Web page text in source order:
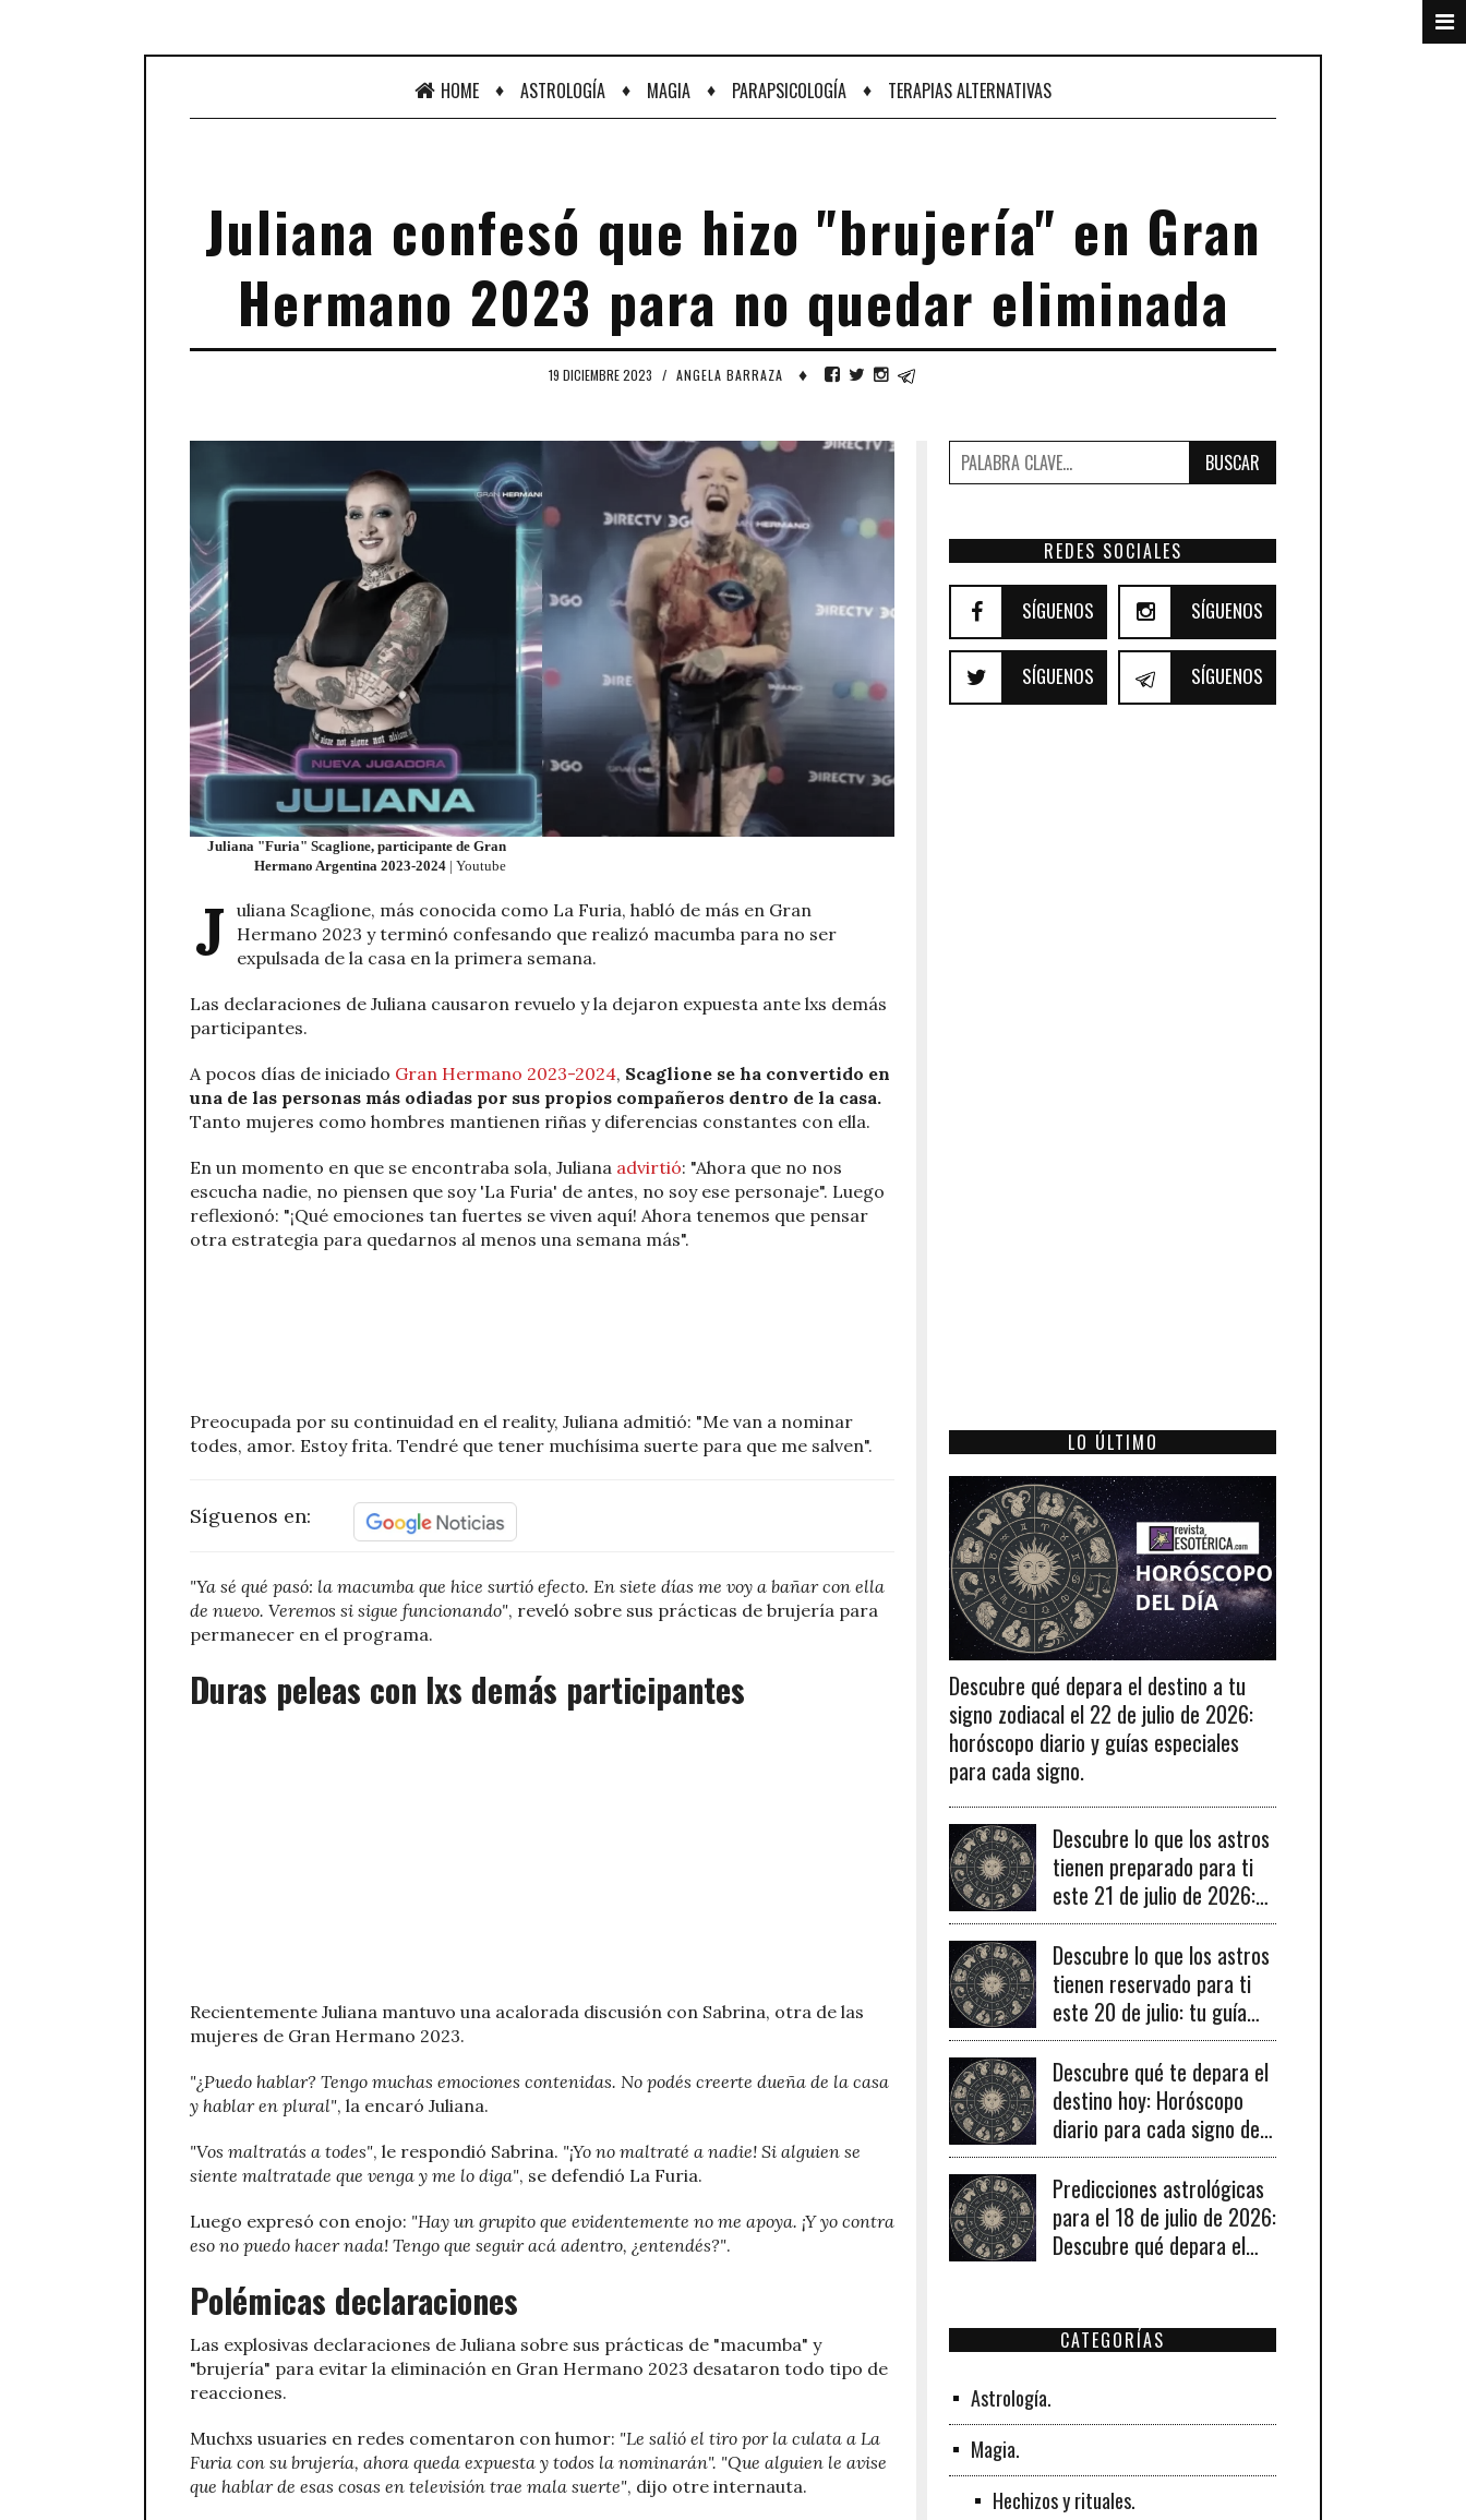
HOME ♦ ASTROLOGÍA ♦ MAGIA ♦ PARAPSICOLOGÍA ♦ TERAPIAS ALTERNATIVAS
Juliana confesó que hizo "brujería" en Gran
Hermano 2023 para no quedar eliminada
19 DICIEMBRE 2023 / ANGELA BARRAZA ♦
Juliana "Furia" Scaglione, participante de Gran
Hermano Argentina 2023-2024 | Youtube
J uliana Scaglione, más conocida como La Furia, habló de más en Gran
Hermano 2023 y terminó confesando que realizó macumba para no ser
expulsada de la casa en la primera semana.
Las declaraciones de Juliana causaron revuelo y la dejaron expuesta ante lxs demás
participantes.
A pocos días de iniciado Gran Hermano 2023-2024, Scaglione se ha convertido en
una de las personas más odiadas por sus propios compañeros dentro de la casa.
Tanto mujeres como hombres mantienen riñas y diferencias constantes con ella.
En un momento en que se encontraba sola, Juliana advirtió: "Ahora que no nos
escucha nadie, no piensen que soy 'La Furia' de antes, no soy ese personaje". Luego
reflexionó: "¡Qué emociones tan fuertes se viven aquí! Ahora tenemos que pensar
otra estrategia para quedarnos al menos una semana más".
Preocupada por su continuidad en el reality, Juliana admitió: "Me van a nominar
todes, amor. Estoy frita. Tendré que tener muchísima suerte para que me salven".
Síguenos en:
"Ya sé qué pasó: la macumba que hice surtió efecto. En siete días me voy a bañar con ella
de nuevo. Veremos si sigue funcionando", reveló sobre sus prácticas de brujería para
permanecer en el programa.
Duras peleas con lxs demás participantes
Recientemente Juliana mantuvo una acalorada discusión con Sabrina, otra de las
mujeres de Gran Hermano 2023.
"¿Puedo hablar? Tengo muchas emociones contenidas. No podés creerte dueña de la casa
y hablar en plural", la encaró Juliana.
"Vos maltratás a todes", le respondió Sabrina. "¡Yo no maltraté a nadie! Si alguien se
siente maltratade que venga y me lo diga", se defendió La Furia.
Luego expresó con enojo: "Hay un grupito que evidentemente no me apoya. ¡Y yo contra
eso no puedo hacer nada! Tengo que seguir acá adentro, ¿entendés?".
Polémicas declaraciones
Las explosivas declaraciones de Juliana sobre sus prácticas de "macumba" y
"brujería" para evitar la eliminación en Gran Hermano 2023 desataron todo tipo de
reacciones.
Muchxs usuaries en redes comentaron con humor: "Le salió el tiro por la culata a La
Furia con su brujería, ahora queda expuesta y todos la nominarán". "Que alguien le avise
que hablar de esas cosas en televisión trae mala suerte", dijo otre internauta.
BUSCAR
REDES SOCIALES
SÍGUENOS SÍGUENOS
SÍGUENOS SÍGUENOS
LO ÚLTIMO
Descubre qué depara el destino a tu
signo zodiacal el 22 de julio de 2026:
horóscopo diario y guías especiales
para cada signo.
Descubre lo que los astros
tienen preparado para ti
este 21 de julio de 2026:
tu horóscopo diario
revelado.
Descubre lo que los astros
tienen reservado para ti
este 20 de julio: tu guía
diaria de horóscopo y
recomendaciones para un
día lleno de fortuna.
Descubre qué te depara el
destino hoy: Horóscopo
diario para cada signo del
19 de julio de 2026
Predicciones astrológicas
para el 18 de julio de 2026:
Descubre qué depara el
CATEGORÍAS
Astrología.
Magia.
Hechizos y rituales.